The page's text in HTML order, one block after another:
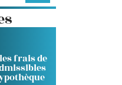
frais de